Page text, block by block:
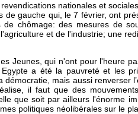
nationales et
gauche qui, le 7 février, ont
chômage: des mesures de
et de l'industrie; une
Jeunes, qui n'ont pour l'heure
a été la pauvreté et les
mais aussi renverser
il faut que des
que soit par ailleurs l'énorme
politiques néolibérales sur le